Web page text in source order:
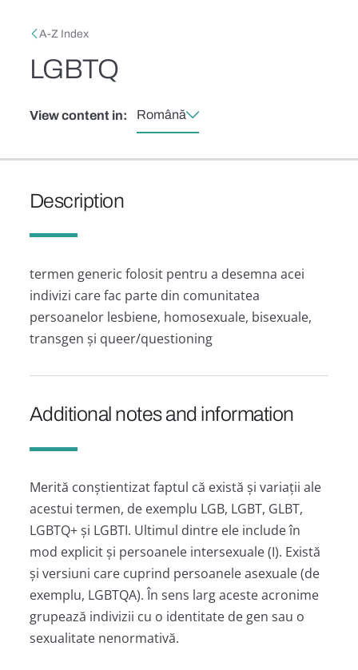
Breadcrumb
A-Z Index
LGBTQ
View content in: Română
Description
termen generic folosit pentru a desemna acei
indivizi care fac parte din comunitatea
persoanelor lesbiene, homosexuale, bisexuale,
transgen și queer/questioning
Additional notes and information
Merită conștientizat faptul că există și variații ale
acestui termen, de exemplu LGB, LGBT, GLBT,
LGBTQ+ și LGBTI. Ultimul dintre ele include în
mod explicit și persoanele intersexuale (I). Există
și versiuni care cuprind persoanele asexuale (de
exemplu, LGBTQA). În sens larg aceste acronime
grupează indivizii cu o identitate de gen sau o
sexualitate nenormativă.